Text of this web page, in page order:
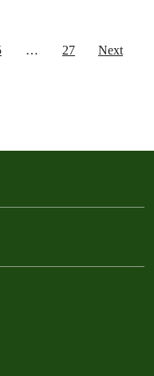
… 27 Next